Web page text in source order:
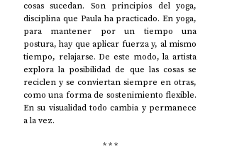
cosas sucedan. Son principios del yoga,
disciplina que Paula ha practicado. En yoga,
para mantener por un tiempo una
postura, hay que aplicar fuerza y, al mismo
tiempo, relajarse. De este modo, la artista
explora la posibilidad de que las cosas se
reciclen y se conviertan siempre en otras,
como una forma de sostenimiento flexible.
En su visualidad todo cambia y permanece
a la vez.
* * *